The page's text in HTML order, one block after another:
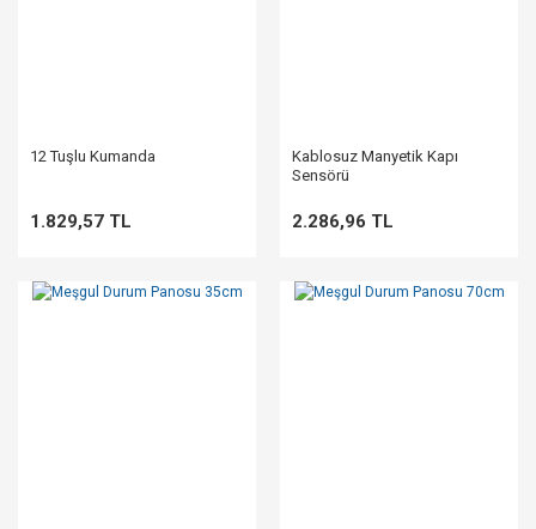
12 Tuşlu Kumanda
1.829,57 TL
Kablosuz Manyetik Kapı
Sensörü
2.286,96 TL